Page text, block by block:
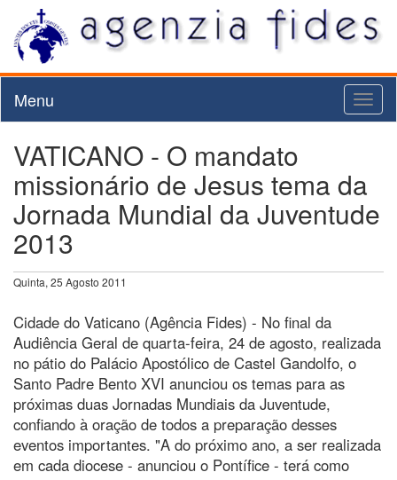
Menu
VATICANO - O mandato
missionário de Jesus tema da
Jornada Mundial da Juventude
2013
Quinta, 25 Agosto 2011
Cidade do Vaticano (Agência Fides) - No final da
Audiência Geral de quarta-feira, 24 de agosto, realizada
no pátio do Palácio Apostólico de Castel Gandolfo, o
Santo Padre Bento XVI anunciou os temas para as
próximas duas Jornadas Mundiais da Juventude,
confiando à oração de todos a preparação desses
eventos importantes. "A do próximo ano, a ser realizada
em cada diocese - anunciou o Pontífice - terá como